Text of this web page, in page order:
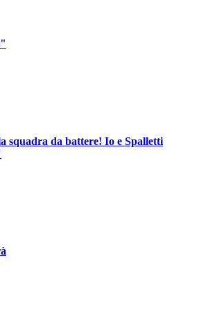
squadra da battere! Io e Spalletti